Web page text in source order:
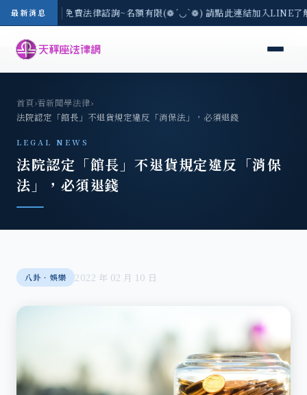
最新消息
-8/3(一) 現場免費法律諮詢~名額有限(❁´◡`❁) 請點此連結加入LINE
首頁›看新聞學法律›
法院認定「館長」不退貨規定違反「消保法」，必須退錢
LEGAL NEWS
法院認定「館長」不退貨規定違反「消保
法」，必須退錢
八卦‧娛樂 2022 年 02 月 10 日